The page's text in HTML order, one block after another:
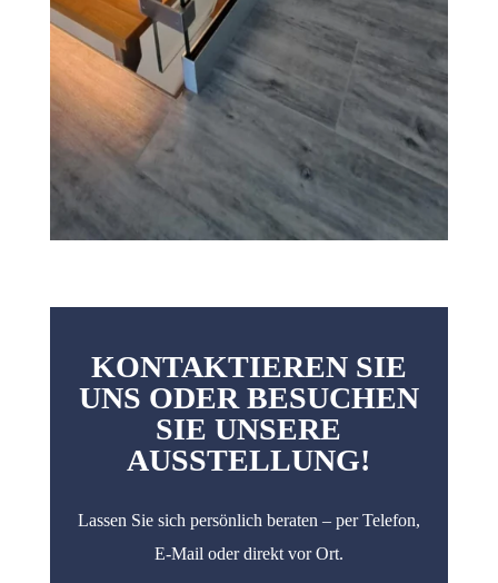
KONTAKTIEREN SIE
UNS ODER BESUCHEN
SIE UNSERE
AUSSTELLUNG!
Lassen Sie sich persönlich beraten – per Telefon,
E-Mail oder direkt vor Ort.